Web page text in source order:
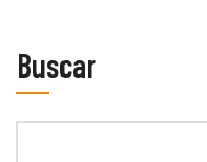
Buscar